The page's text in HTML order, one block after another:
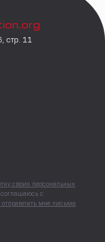
стр. 11
своих персональных
с
мне письма